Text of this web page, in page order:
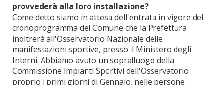
provvederà alla loro installazione?
Come detto siamo in attesa dell'entrata in vigore del
cronoprogramma del Comune che la Prefettura
inoltrerà all'Osservatorio Nazionale delle
manifestazioni sportive, presso il Ministero degli
Interni. Abbiamo avuto un sopralluogo della
Commissione Impianti Sportivi dell'Osservatorio
proprio i primi giorni di Gennaio, nelle persone